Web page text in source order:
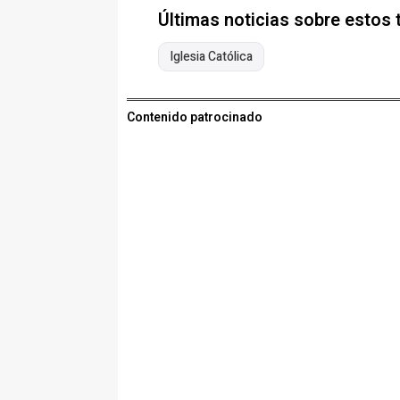
Últimas noticias sobre estos
Iglesia Católica
Contenido patrocinado